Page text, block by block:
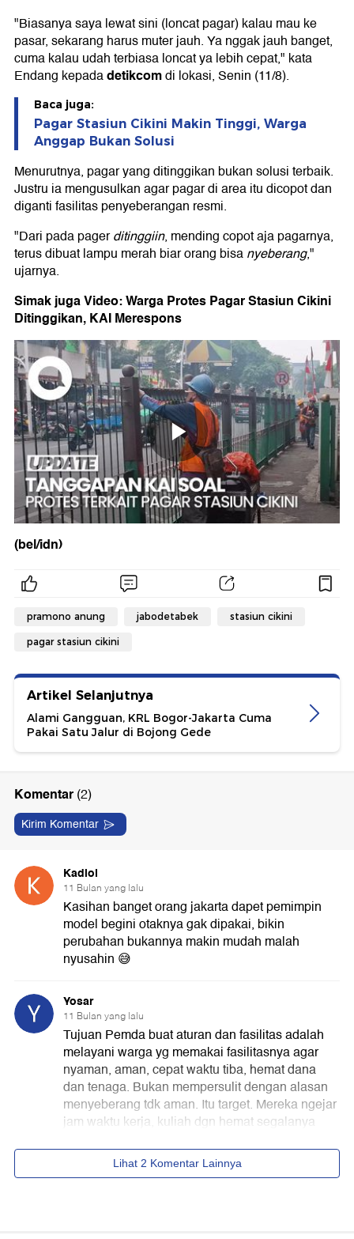
"Biasanya saya lewat sini (loncat pagar) kalau mau ke
pasar, sekarang harus muter jauh. Ya nggak jauh banget,
cuma kalau udah terbiasa loncat ya lebih cepat," kata
Endang kepadadetikcomdi lokasi, Senin (11/8).
Baca juga:
Pagar Stasiun Cikini Makin Tinggi, Warga
Anggap Bukan Solusi
Menurutnya, pagar yang ditinggikan bukan solusi terbaik.
Justru ia mengusulkan agar pagar di area itu dicopot dan
diganti fasilitas penyeberangan resmi.
"Dari pada pagerditinggiin, mending copot aja pagarnya,
terus dibuat lampu merah biar orang bisanyeberang,"
ujarnya.
Simak juga Video: Warga Protes Pagar Stasiun Cikini
Ditinggikan, KAI Merespons
(bel/idn)
pramono anung jabodetabek stasiun cikini
pagar stasiun cikini
Artikel Selanjutnya
Alami Gangguan, KRL Bogor-Jakarta Cuma
Pakai Satu Jalur di Bojong Gede